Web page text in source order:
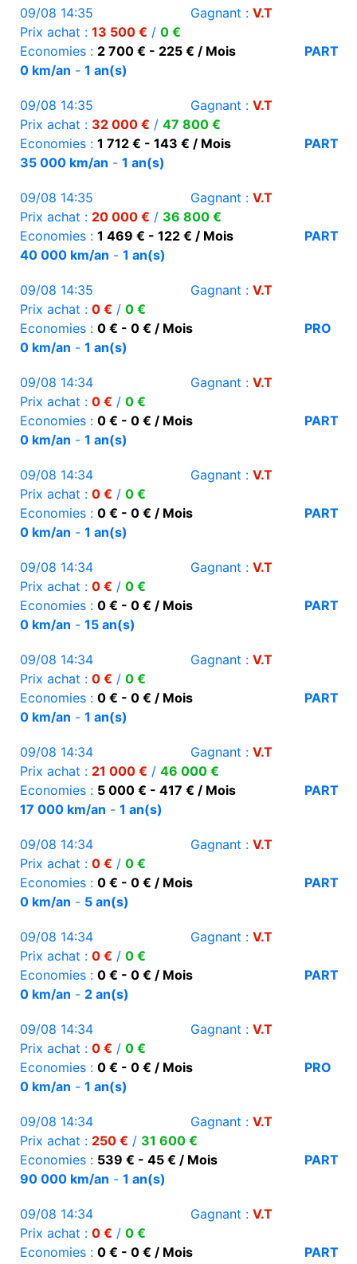
09/08 14:35 Gagnant : V.T
Prix achat : 13 500 € / 0 €
Economies : 2 700 € - 225 € / Mois
PART
0 km/an - 1 an(s)
09/08 14:35 Gagnant : V.T
Prix achat : 32 000 € / 47 800 €
Economies : 1 712 € - 143 € / Mois
PART
35 000 km/an - 1 an(s)
09/08 14:35 Gagnant : V.T
Prix achat : 20 000 € / 36 800 €
Economies : 1 469 € - 122 € / Mois
PART
40 000 km/an - 1 an(s)
09/08 14:35 Gagnant : V.T
Prix achat : 0 € / 0 €
Economies : 0 € - 0 € / Mois
PRO
0 km/an - 1 an(s)
09/08 14:34 Gagnant : V.T
Prix achat : 0 € / 0 €
Economies : 0 € - 0 € / Mois
PART
0 km/an - 1 an(s)
09/08 14:34 Gagnant : V.T
Prix achat : 0 € / 0 €
Economies : 0 € - 0 € / Mois
PART
0 km/an - 1 an(s)
09/08 14:34 Gagnant : V.T
Prix achat : 0 € / 0 €
Economies : 0 € - 0 € / Mois
PART
0 km/an - 15 an(s)
09/08 14:34 Gagnant : V.T
Prix achat : 0 € / 0 €
Economies : 0 € - 0 € / Mois
PART
0 km/an - 1 an(s)
09/08 14:34 Gagnant : V.T
Prix achat : 21 000 € / 46 000 €
Economies : 5 000 € - 417 € / Mois
PART
17 000 km/an - 1 an(s)
09/08 14:34 Gagnant : V.T
Prix achat : 0 € / 0 €
Economies : 0 € - 0 € / Mois
PART
0 km/an - 5 an(s)
09/08 14:34 Gagnant : V.T
Prix achat : 0 € / 0 €
Economies : 0 € - 0 € / Mois
PART
0 km/an - 2 an(s)
09/08 14:34 Gagnant : V.T
Prix achat : 0 € / 0 €
Economies : 0 € - 0 € / Mois
PRO
0 km/an - 1 an(s)
09/08 14:34 Gagnant : V.T
Prix achat : 250 € / 31 600 €
Economies : 539 € - 45 € / Mois
PART
90 000 km/an - 1 an(s)
09/08 14:34 Gagnant : V.T
Prix achat : 0 € / 0 €
Economies : 0 € - 0 € / Mois
PART